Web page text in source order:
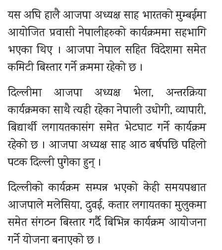
यस अघि हालै आजपा अध्यक्ष साह भारतको मुम्बईमा
आयोजित प्रवासी नेपालीहरुको कार्यक्रममा सहभागि
भएका थिए । आजपा नेपाल सहित विदेशमा समेत
कमिटी बिस्तार गर्ने क्रममा रहेको छ ।
दिल्लीमा आजपा अध्यक्ष भेला, अन्तरक्रिया
कार्यक्रमका साथै त्यही रहेका नेपाली उधोगी, व्यापारी,
बिद्यार्थी लगायतकासंग समेत भेटघाट गर्ने कार्यक्रम
रहेको छ । आजपा अध्यक्ष साह आठ बर्षपछि पहिलो
पटक दिल्ली पुगेका हुन् ।
दिल्लीको कार्यक्रम सम्पन्न भएको केही समयपश्चात
आजपाले मलेसिया, दुवई, कतार लगायतका मुलुकमा
समेत संगठन बिस्तार गर्दै बिभिन्न कार्यक्रम आयोजना
गर्ने योजना बनाएको छ ।